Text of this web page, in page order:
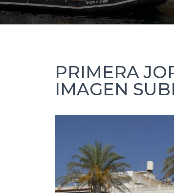
PRIMERA
IMAGEN